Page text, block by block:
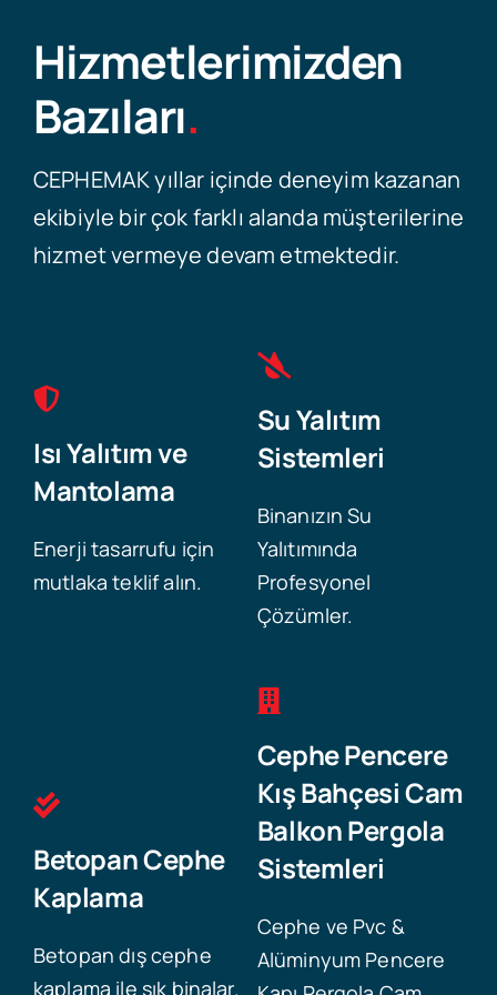
Hizmetlerimizden
Bazıları.
CEPHEMAK yıllar içinde deneyim kazanan
ekibiyle bir çok farklı alanda müşterilerine
hizmet vermeye devam etmektedir.
Isı Yalıtım ve
Mantolama
Enerji tasarrufu için
mutlaka teklif alın.
Su Yalıtım
Sistemleri
Binanızın Su
Yalıtımında
Profesyonel
Çözümler.
Betopan Cephe
Kaplama
Betopan dış cephe
kaplama ile şık binalar.
Cephe Pencere
Kış Bahçesi Cam
Balkon Pergola
Sistemleri
Cephe ve Pvc &
Alüminyum Pencere